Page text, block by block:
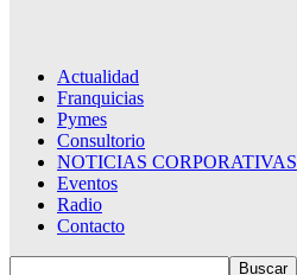
Actualidad
Franquicias
Pymes
Consultorio
NOTICIAS CORPORATIVAS
Eventos
Radio
Contacto